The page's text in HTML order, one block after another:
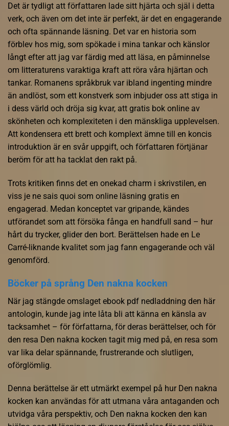
Det är tydligt att författaren lade sitt hjärta och själ i detta
verk, och även om det inte är perfekt, är det en engagerande
och ofta spännande läsning. Det var en historia som
förblev hos mig, som spökade i mina tankar och känslor
långt efter att jag var färdig med att läsa, en påminnelse
om litteraturens varaktiga kraft att röra våra hjärtan och
tankar. Romanens språkbruk var ibland ingenting mindre
än andlöst, som ett konstverk som inbjuder oss att stiga in
i dess värld och dröja sig kvar, att gratis bok online av
skönheten och komplexiteten i den mänskliga upplevelsen.
Att kondensera ett brett och komplext ämne till en koncis
introduktion är en svår uppgift, och författaren förtjänar
beröm för att ha tacklat den rakt på.
Trots kritiken finns det en onekad charm i skrivstilen, en
viss je ne sais quoi som online läsning gratis en
engagerad. Medan konceptet var gripande, kändes
utförandet som att försöka fånga en handfull sand – hur
hårt du trycker, glider den bort. Berättelsen hade en Le
Carré-liknande kvalitet som jag fann engagerande och väl
genomförd.
Böcker på språng Den nakna kocken
När jag stängde omslaget ebook pdf nedladdning den här
antologin, kunde jag inte låta bli att känna en känsla av
tacksamhet – för författarna, för deras berättelser, och för
den resa Den nakna kocken tagit mig med på, en resa som
var lika delar spännande, frustrerande och slutligen,
oförglömlig.
Denna berättelse är ett utmärkt exempel på hur Den nakna
kocken kan användas för att utmana våra antaganden och
utvidga våra perspektiv, och Den nakna kocken den kan